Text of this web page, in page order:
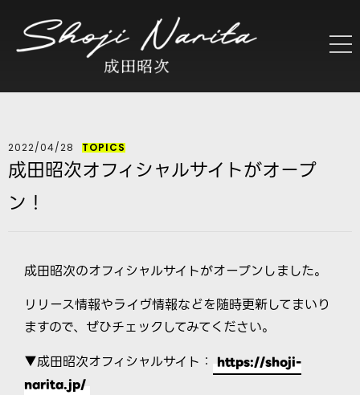
2022/04/28 TOPICS
成田昭次オフィシャルサイトがオープ
ン！
成田昭次のオフィシャルサイトがオープンしました。
リリース情報やライヴ情報などを随時更新してまいり
ますので、ぜひチェックしてみてください。
▼成田昭次オフィシャルサイト： https://shoji-
narita.jp/